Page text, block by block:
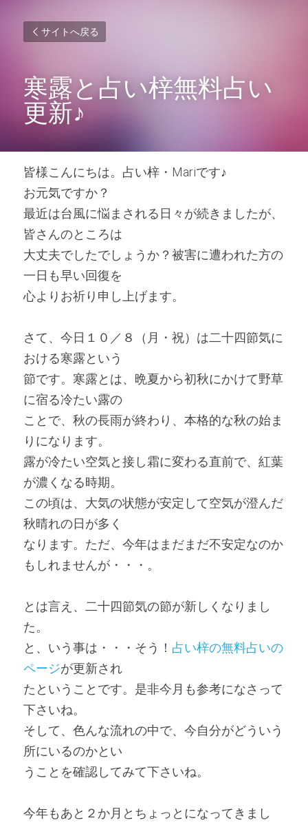
サイトへ戻る
寒露と占い梓無料占い
更新♪
皆様こんにちは。占い梓・Mariです♪
お元気ですか？
最近は台風に悩まされる日々が続きましたが、
皆さんのところは
大丈夫でしたでしょうか？被害に遭われた方の
一日も早い回復を
心よりお祈り申し上げます。
さて、今日１０／８（月・祝）は二十四節気に
おける寒露という
節です。寒露とは、晩夏から初秋にかけて野草
に宿る冷たい露の
ことで、秋の長雨が終わり、本格的な秋の始ま
りになります。
露が冷たい空気と接し霜に変わる直前で、紅葉
が濃くなる時期。
この頃は、大気の状態が安定して空気が澄んだ
秋晴れの日が多く
なります。ただ、今年はまだまだ不安定なのか
もしれませんが・・・。
とは言え、二十四節気の節が新しくなりまし
た。
と、いう事は・・・そう！ 占い梓の無料占いの
ページが更新され
たということです。是非今月も参考になさって
下さいね。
そして、色んな流れの中で、今自分がどういう
所にいるのかとい
うことを確認してみて下さいね。
今年もあと２か月とちょっとになってきまし